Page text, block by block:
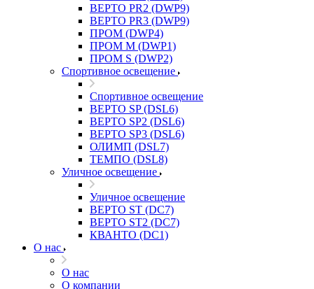
ВЕРТО PR2 (DWP9)
ВЕРТО PR3 (DWP9)
ПРОМ (DWP4)
ПРОМ M (DWP1)
ПРОМ S (DWP2)
Спортивное освещение
Спортивное освещение
ВЕРТО SP (DSL6)
ВЕРТО SP2 (DSL6)
ВЕРТО SP3 (DSL6)
ОЛИМП (DSL7)
ТЕМПО (DSL8)
Уличное освещение
Уличное освещение
ВЕРТО ST (DC7)
ВЕРТО ST2 (DC7)
КВАНТО (DC1)
О нас
О нас
О компании